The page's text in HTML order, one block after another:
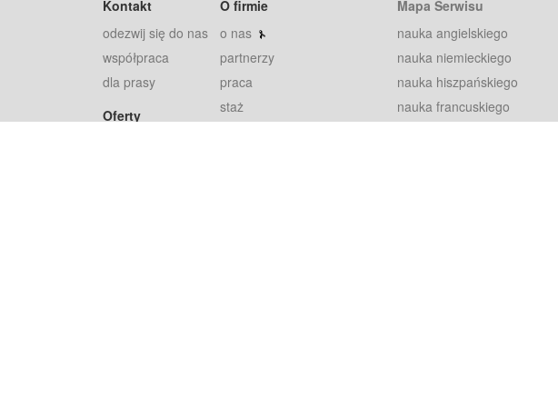
Kontakt
odezwij się do nas
współpraca
dla prasy
Oferty
O firmie
o nas
partnerzy
praca
staż
Mapa Serwisu
nauka angielskiego
nauka niemieckiego
nauka hiszpańskiego
nauka francuskiego